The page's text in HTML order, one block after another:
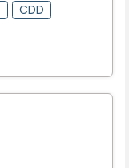
CDD